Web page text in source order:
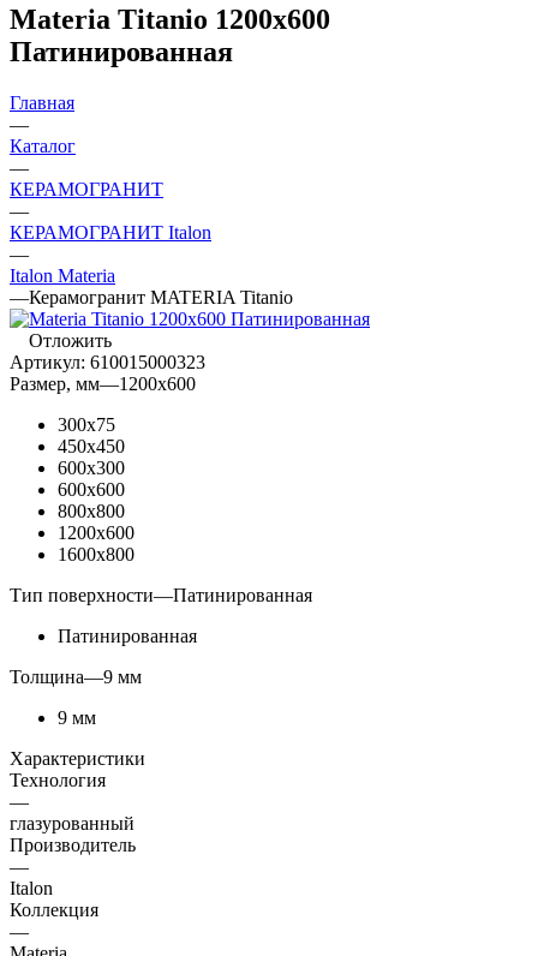
Materia Titanio 1200х600
Патинированная
Главная
—
Каталог
—
КЕРАМОГРАНИТ
—
КЕРАМОГРАНИТ Italon
—
Italon Materia
—Керамогранит MATERIA Titanio
Отложить
Артикул: 610015000323
Размер, мм—1200x600
300x75
450x450
600x300
600x600
800x800
1200x600
1600x800
Тип поверхности—Патинированная
Патинированная
Толщина—9 мм
9 мм
Характеристики
Технология
—
глазурованный
Производитель
—
Italon
Коллекция
—